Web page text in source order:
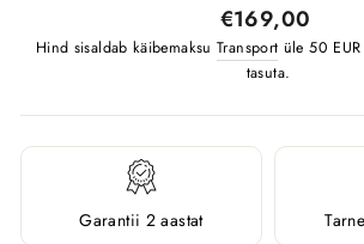
Tavahind
€169,00
Hind sisaldab käibemaksuTransport üle 50
tasuta.
Garantii 2 aastat